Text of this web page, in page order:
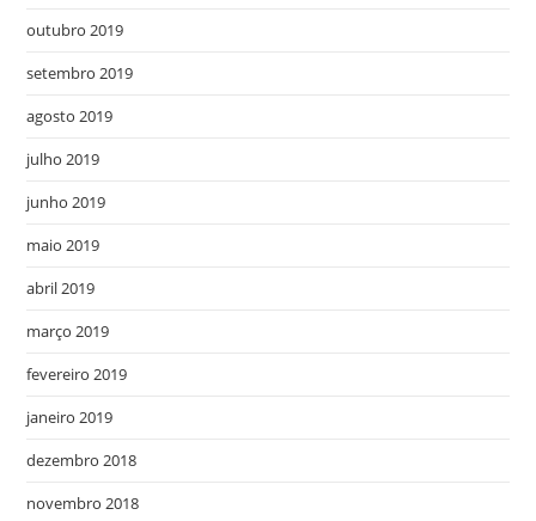
outubro 2019
setembro 2019
agosto 2019
julho 2019
junho 2019
maio 2019
abril 2019
março 2019
fevereiro 2019
janeiro 2019
dezembro 2018
novembro 2018